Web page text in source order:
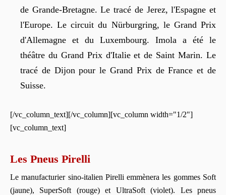
de Grande-Bretagne. Le tracé de Jerez, l'Espagne et
l'Europe. Le circuit du Nürburgring, le Grand Prix
d'Allemagne et du Luxembourg. Imola a été le
théâtre du Grand Prix d'Italie et de Saint Marin. Le
tracé de Dijon pour le Grand Prix de France et de
Suisse.
[/vc_column_text][/vc_column][vc_column width="1/2"]
[vc_column_text]
Les Pneus Pirelli
Le manufacturier sino-italien Pirelli emmènera les gommes Soft
(jaune), SuperSoft (rouge) et UltraSoft (violet). Les pneus